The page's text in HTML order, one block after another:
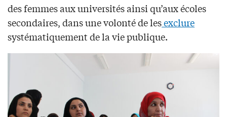
des femmes aux universités ainsi qu’aux écoles
secondaires, dans une volonté de lesexclure
systématiquement de la vie publique.